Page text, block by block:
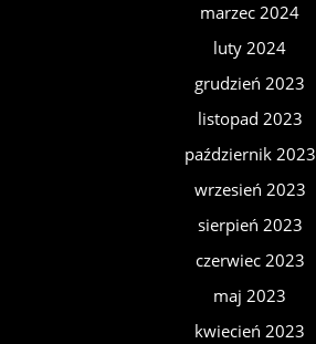
marzec 2024
luty 2024
grudzień 2023
listopad 2023
październik 2023
wrzesień 2023
sierpień 2023
czerwiec 2023
maj 2023
kwiecień 2023